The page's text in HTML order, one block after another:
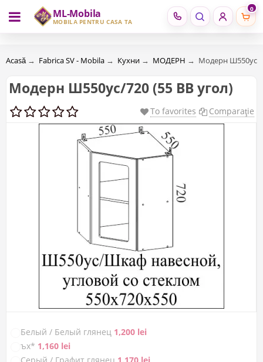
ML-Mobila
MOBILĂ PENTRU CASA TA
0
RU RO
Acasă → Fabrica SV - Mobila → Кухни → МОДЕРН → Модерн Ш550ус/
Модерн Ш550ус/720 (55 ВВ угол)
To favorites Comparaţie
Белый / Белый глянец 1,200 lei
ъх* 1,160 lei